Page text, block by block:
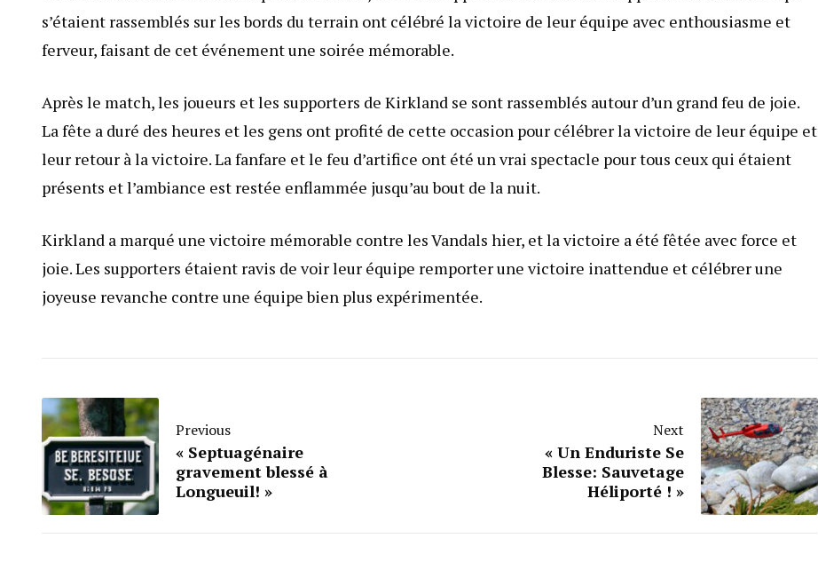
s’étaient rassemblés sur les bords du terrain ont célébré la victoire de leur équipe avec enthousiasme et
ferveur, faisant de cet événement une soirée mémorable.
Après le match, les joueurs et les supporters de Kirkland se sont rassemblés autour d’un grand feu de joie.
La fête a duré des heures et les gens ont profité de cette occasion pour célébrer la victoire de leur équipe et
leur retour à la victoire. La fanfare et le feu d’artifice ont été un vrai spectacle pour tous ceux qui étaient
présents et l’ambiance est restée enflammée jusqu’au bout de la nuit.
Kirkland a marqué une victoire mémorable contre les Vandals hier, et la victoire a été fêtée avec force et
joie. Les supporters étaient ravis de voir leur équipe remporter une victoire inattendue et célébrer une
joyeuse revanche contre une équipe bien plus expérimentée.
Previous
« Septuagénaire
gravement blessé à
Longueuil! »
Next
« Un Enduriste Se
Blesse: Sauvetage
Héliporté ! »